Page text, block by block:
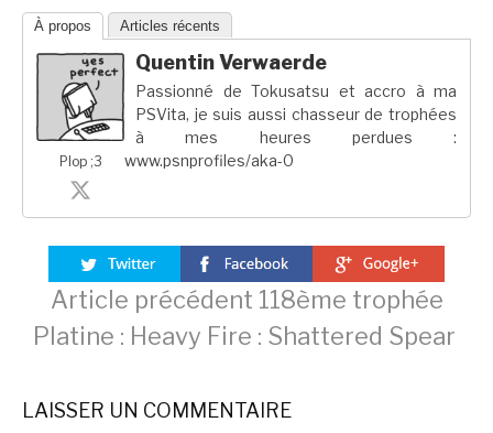
À propos Articles récents
Plop ;3
Quentin Verwaerde
Passionné de Tokusatsu et accro à ma
PSVita, je suis aussi chasseur de trophées
à mes heures perdues :
www.psnprofiles/aka-0
Lire
la
Article précédent 118ème trophée
Platine : Heavy Fire : Shattered Spear
LAISSER UN COMMENTAIRE